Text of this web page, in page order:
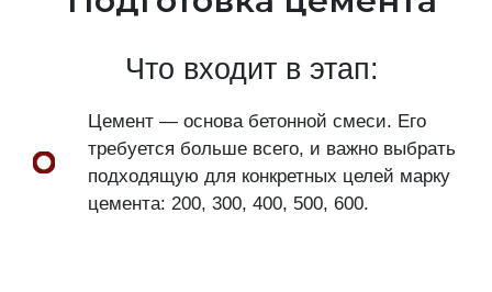
Что входит в этап:
Цемент — основа бетонной смеси. Его
требуется больше всего, и важно выбрать
подходящую для конкретных целей марку
цемента: 200, 300, 400, 500, 600.